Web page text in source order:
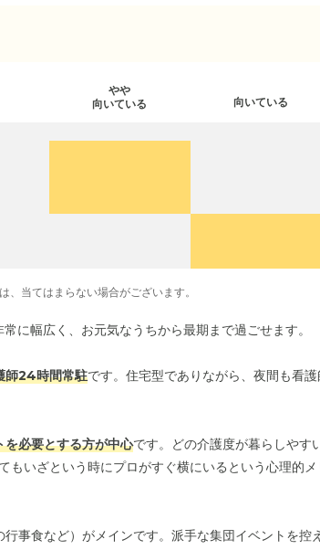
やや
向いている
向いている
当てはまらない場合がございます。
に幅広く、お元気なうちから最期まで過ごせます。
師24時間常駐です。住宅型でありながら、夜間も看護
必要とする方が中心です。どの介護度が暮らしやす
いざという時にプロがすぐ横にいるという心理的メ
事食など）がメインです。派手な集団イベントを控え